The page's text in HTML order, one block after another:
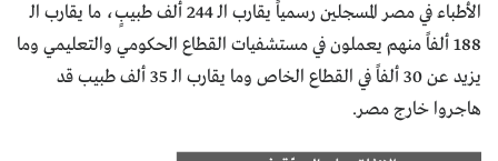
الأطباء في مصر المسجلين رسمياً يقارب الـ 244 ألف طبيبٍ، ما يقارب الـ
188 ألفاً منهم يعملون في مستشفيات القطاع الحكومي والتعليمي وما
يزيد عن 30 ألفاً في القطاع الخاص وما يقارب الـ 35 ألف طبيب قد
هاجروا خارج مصر.